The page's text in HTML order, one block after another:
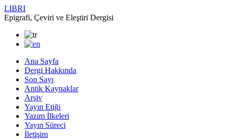
LIBRI
Epigrafi, Çeviri ve Eleştiri Dergisi
Ana Sayfa
Dergi Hakkında
Son Sayı
Antik Kaynaklar
Arşiv
Yayın Etiği
Yazım İlkeleri
Yayın Süreci
İletişim